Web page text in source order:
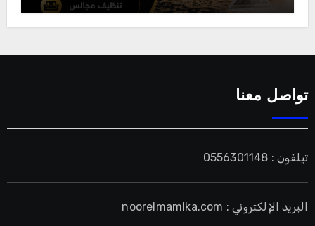
تواصل معنا
تيلفون : 0556301148
البريد الإلكتروني : noorelmamlka.com